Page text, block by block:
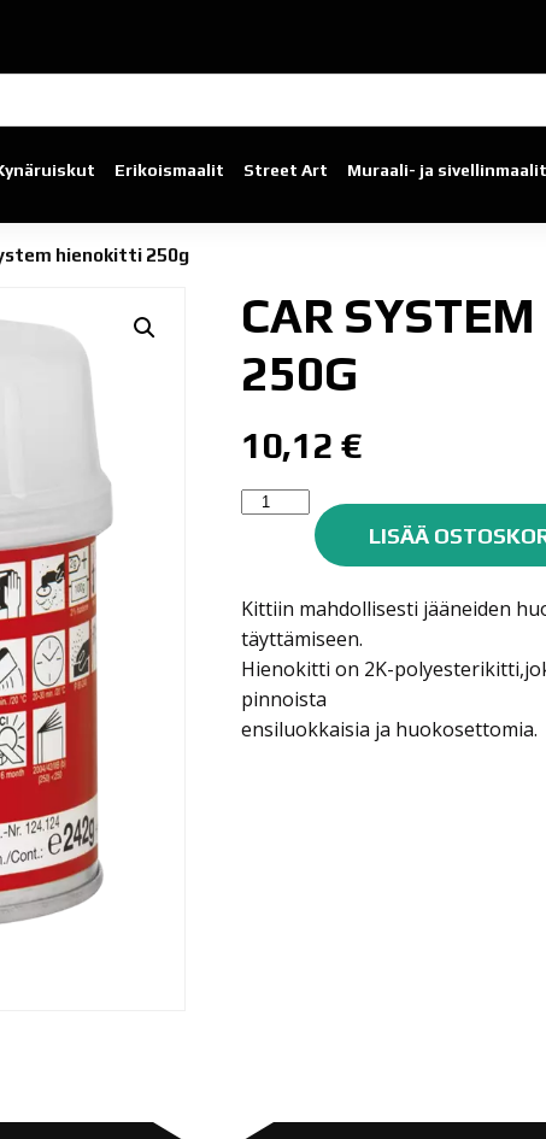
Erikoismaalit Street Art Muraali- ja sivellinmaalit
hienokitti 250g
CAR
250G
10,12€
Car
hienokitti
määrä
LISÄÄ
Kittiin mahdollisesti jääneiden
täyttämiseen.
Hienokitti on 2K-
pinnoista
ensiluokkaisia ja huokosettomia.